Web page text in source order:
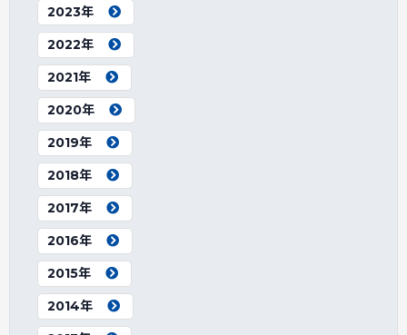
2023年
2022年
2021年
2020年
2019年
2018年
2017年
2016年
2015年
2014年